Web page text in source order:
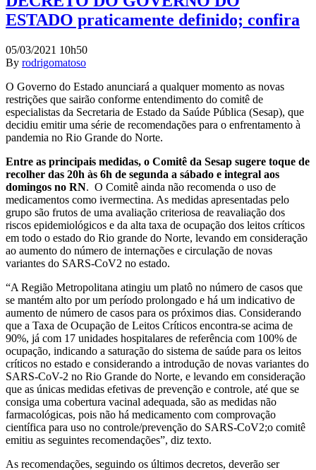
ESTADO praticamente definido; confira
05/03/2021 10h50
By rodrigomatoso
O Governo do Estado anunciará a qualquer momento as novas
restrições que sairão conforme entendimento do comitê de
especialistas da Secretaria de Estado da Saúde Pública (Sesap), que
decidiu emitir uma série de recomendações para o enfrentamento à
pandemia no Rio Grande do Norte.
Entre as principais medidas, o Comitê da Sesap sugere toque de
recolher das 20h às 6h de segunda a sábado e integral aos
domingos no RN. O Comitê ainda não recomenda o uso de
medicamentos como ivermectina. As medidas apresentadas pelo
grupo são frutos de uma avaliação criteriosa de reavaliação dos
riscos epidemiológicos e da alta taxa de ocupação dos leitos críticos
em todo o estado do Rio grande do Norte, levando em consideração
ao aumento do número de internações e circulação de novas
variantes do SARS-CoV2 no estado.
“A Região Metropolitana atingiu um platô no número de casos que
se mantém alto por um período prolongado e há um indicativo de
aumento de número de casos para os próximos dias. Considerando
que a Taxa de Ocupação de Leitos Críticos encontra-se acima de
90%, já com 17 unidades hospitalares de referência com 100% de
ocupação, indicando a saturação do sistema de saúde para os leitos
críticos no estado e considerando a introdução de novas variantes do
SARS-CoV-2 no Rio Grande do Norte, e levando em consideração
que as únicas medidas efetivas de prevenção e controle, até que se
consiga uma cobertura vacinal adequada, são as medidas não
farmacológicas, pois não há medicamento com comprovação
científica para uso no controle/prevenção do SARS-CoV2;o comitê
emitiu as seguintes recomendações”, diz texto.
As recomendações, seguindo os últimos decretos, deverão ser